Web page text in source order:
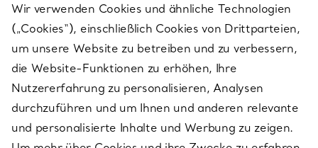
SERVICES
ÜBER TIFFANY & CO.
Wir verwenden Cookies und ähnliche Technologien
(„Cookies“), einschließlich Cookies von Drittparteien,
um unsere Website zu betreiben und zu verbessern,
die Website-Funktionen zu erhöhen, Ihre
Nutzererfahrung zu personalisieren, Analysen
durchzuführen und um Ihnen und anderen relevante
und personalisierte Inhalte und Werbung zu zeigen.